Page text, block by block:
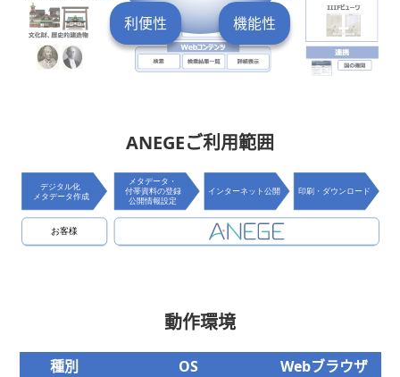
機能性
利便性
ANEGEご利用範囲
動作環境
種別 OS
Webブラウザ